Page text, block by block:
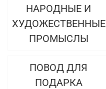
НАРОДНЫЕ И
ХУДОЖЕСТВЕННЫЕ
ПРОМЫСЛЫ
ПОВОД ДЛЯ
ПОДАРКА